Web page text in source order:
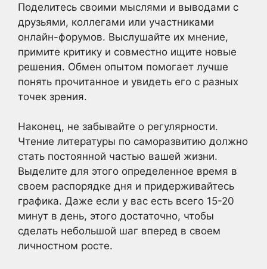
Поделитесь своими мыслями и выводами с
друзьями, коллегами или участниками
онлайн-форумов. Выслушайте их мнение,
примите критику и совместно ищите новые
решения. Обмен опытом помогает лучше
понять прочитанное и увидеть его с разных
точек зрения.
Наконец, не забывайте о регулярности.
Чтение литературы по саморазвитию должно
стать постоянной частью вашей жизни.
Выделите для этого определенное время в
своем распорядке дня и придерживайтесь
графика. Даже если у вас есть всего 15-20
минут в день, этого достаточно, чтобы
сделать небольшой шаг вперед в своем
личностном росте.